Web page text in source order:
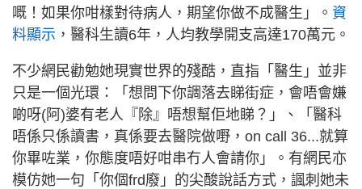
嘅！如果你咁樣對待病人，期望你做不成醫生」。 資
料顯示 ，醫科生讀6年，人均教學開支高達170萬元。
不少網民勸勉她現實世界的殘酷，直指「醫生」並非
只是一個光環：「想問下你調落去睇街症，會唔會嫌
啲呀(阿)婆有老人『除』唔想幫佢地睇？」、「醫科
唔係只係讀書，真係要去醫院做嘢，on call 36...就算
你畢咗業，你態度唔好咁串冇人會請你」。有網民亦
模仿她一句「你個frd廢」的尖酸說話方式，諷刺她未